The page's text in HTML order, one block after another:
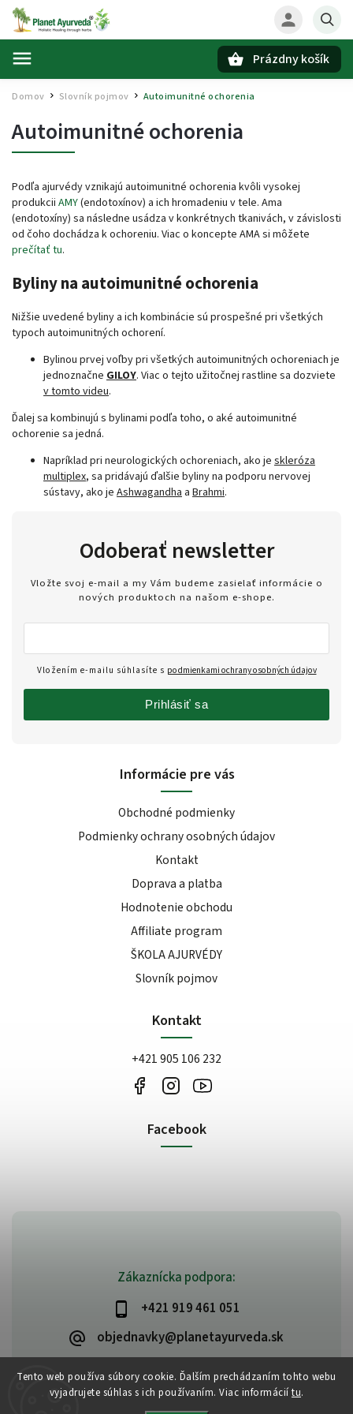
Tento web používa súbory cookie. Ďalším prechádzaním tohto webu
vyjadrujete súhlas s ich používaním. Viac informácií tu.
Prázdny košík
Domov Slovník pojmov Autoimunitné ochorenia
Autoimunitné ochorenia
Podľa ajurvédy vznikajú autoimunitné ochorenia kvôli vysokej
produkcii AMY(endotoxínov) a ich hromadeniu v tele. Ama
(endotoxíny) sa následne usádza v konkrétnych tkanivách, v závislosti
od čoho dochádza k ochoreniu. Viac o koncepte AMA si môžete
prečítať tu.
Byliny na autoimunitné ochorenia
Nižšie uvedené byliny a ich kombinácie sú prospešné pri všetkých
typoch autoimunitných ochorení.
Bylinou prvej voľby pri všetkých autoimunitných ochoreniach je
jednoznačne GILOY. Viac o tejto užitočnej rastline sa dozviete
v tomto videu.
Ďalej sa kombinujú s bylinami podľa toho, o aké autoimunitné
ochorenie sa jedná.
Napríklad pri neurologických ochoreniach, ako je skleróza
multiplex, sa pridávajú ďalšie byliny na podporu nervovej
sústavy, ako je Ashwagandha a Brahmi.
Zákaznícka podpora:
+421 919 461 051
objednavky@planetayurveda.sk
Informácie pre vás
Obchodné podmienky
Podmienky ochrany osobných údajov
Kontakt
Doprava a platba
Hodnotenie obchodu
Affiliate program
ŠKOLA AJURVÉDY
Slovník pojmov
Kontakt
+421 905 106 232
Facebook
Odoberať newsletter
Vložte svoj e-mail a my Vám budeme zasielať informácie o
nových produktoch na našom e-shope.
Vložením e-mailu súhlasíte s podmienkami ochrany osobných údajov
Prihlásiť sa